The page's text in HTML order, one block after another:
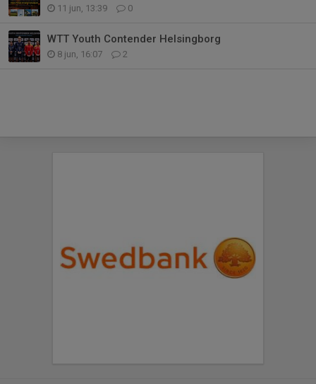
11 jun, 13:39 0
WTT Youth Contender Helsingborg
8 jun, 16:07 2